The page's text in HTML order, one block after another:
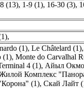
(13), 1-9 (1), 16-30 (3),
,
(1), Le Châtelard (1),
(1), Monte do Carvalhal
4 (1), Айыл
Комплекс
(1), Скай Лайт